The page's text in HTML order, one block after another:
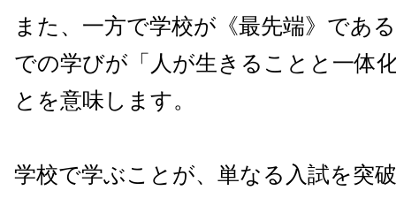
また、一方で学校が《最先端》であ
での学びが「人が生きることと一体
とを意味します。
学校で学ぶことが、単なる入試を突